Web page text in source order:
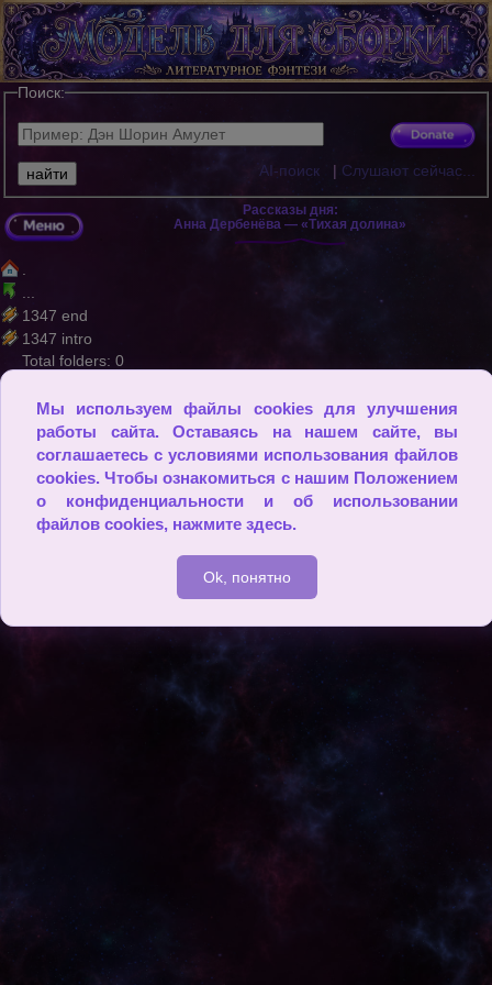
Мы используем файлы cookies для улучшения
работы сайта. Оставаясь на нашем сайте, вы
соглашаетесь с условиями использования файлов
cookies. Чтобы ознакомиться с нашим Положением
о конфиденциальности и об использовании
файлов cookies, нажмите здесь.
Ok, понятно
Поиск:
AI-поиск | Слушают сейчас...
Рассказы дня:
Анна Дербенёва — «Тихая долина»
1347 end
1347 intro
Total folders: 0
© Живите настоящим днем, каждым днем, как будто он может
закончиться на закате, и как только ваша голова касается под
ушки, отдыхайте и знайте: вы сделали все, что в ваших силах.
(Ог Мандино)
2009 - 2026